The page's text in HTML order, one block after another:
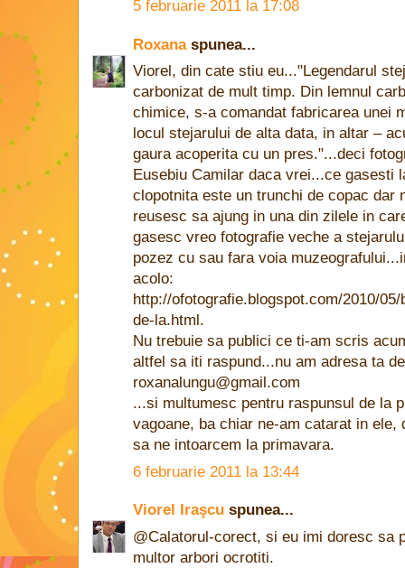
5 februarie 2011 la 17:08
Roxanaspunea...
Viorel, din cate stiu eu..."Legendarul
carbonizat de mult timp. Din lemnul
chimice, s-a comandat fabricarea unei
locul stejarului de alta data, in altar –
gaura acoperita cu un pres."...deci
Eusebiu Camilar daca vrei...ce gasesti
clopotnita este un trunchi de copac dar
reusesc sa ajung in una din zilele in
gasesc vreo fotografie veche a
pozez cu sau fara voia
acolo:
http://ofotografie.blogspot.com/2010/
de-la.html.
Nu trebuie sa publici ce ti-am scris
altfel sa iti raspund...nu am adresa ta
roxanalungu@gmail.com
...si multumesc pentru raspunsul de la
vagoane, ba chiar ne-am catarat in
sa ne intoarcem la primavara.
6 februarie 2011 la 13:44
Viorel Iraşcu spunea...
@Calatorul-corect, si eu imi doresc sa
multor arbori ocrotiti.